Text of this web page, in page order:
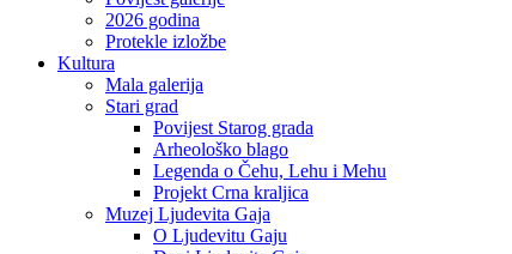
2026 godina
Protekle izložbe
Kultura
Mala galerija
Stari grad
Povijest Starog grada
Arheološko blago
Legenda o Čehu, Lehu i Mehu
Projekt Crna kraljica
Muzej Ljudevita Gaja
O Ljudevitu Gaju